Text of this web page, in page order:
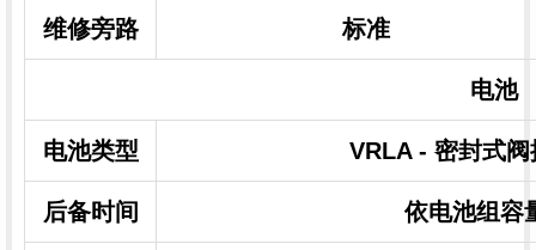
维修旁路 标准
电池
电池类型 VRLA - 密封式
后备时间 依电池组容